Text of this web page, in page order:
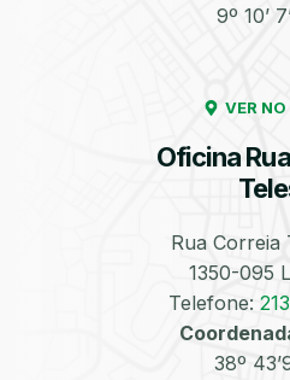
9º 10’
VER
Oficina
Rua Correia
1350-095
Telefone:
38º
Equilibragem das
Rodas